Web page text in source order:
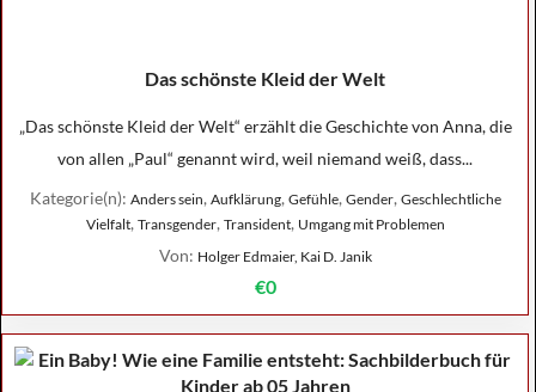
Das schönste Kleid der Welt
„Das schönste Kleid der Welt“ erzählt die Geschichte von Anna, die
von allen „Paul“ genannt wird, weil niemand weiß, dass...
Kategorie(n): Anders sein, Aufklärung, Gefühle, Gender, Geschlechtliche
Vielfalt, Transgender, Transident, Umgang mit Problemen
Von: Holger Edmaier, Kai D. Janik
€0